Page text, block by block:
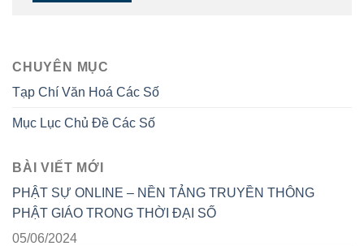
CHUYÊN MỤC
Tạp Chí Văn Hoá Các Số
Mục Lục Chủ Đề Các Số
BÀI VIẾT MỚI
PHẬT SỰ ONLINE – NỀN TẢNG TRUYỀN THÔNG
PHẬT GIÁO TRONG THỜI ĐẠI SỐ
05/06/2024